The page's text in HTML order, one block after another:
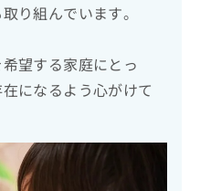
り組んでいます。
望する家庭にとっ
になるよう心がけて